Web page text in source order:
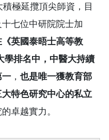
極延攬頂尖師資，目
七位中研院院士加
《英國泰晤士高等教
學排名中，中醫大持續
一 ， 也是唯一獲教育部
大特色研究中心的私立
卓越實力。